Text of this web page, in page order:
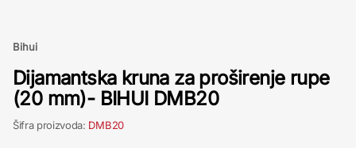
Bihui
Dijamantska kruna za proširenje rupe
(20 mm)- BIHUI DMB20
Šifra proizvoda: DMB20